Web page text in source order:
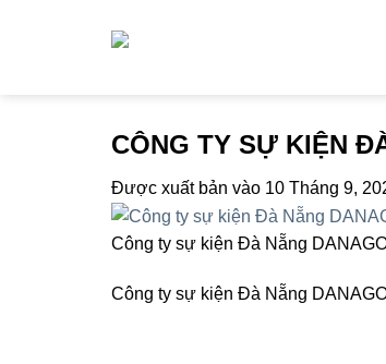
CÔNG TY SỰ KIỆN
Được xuất bản vào 10 Tháng 9,
Công ty sự kiện Đà Nẵng
Công ty sự kiện Đà Nẵng